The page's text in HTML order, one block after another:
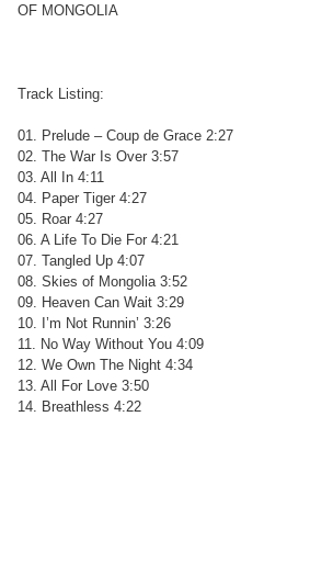
OF MONGOLIA
Track Listing:
01. Prelude – Coup de Grace 2:27
02. The War Is Over 3:57
03. All In 4:11
04. Paper Tiger 4:27
05. Roar 4:27
06. A Life To Die For 4:21
07. Tangled Up 4:07
08. Skies of Mongolia 3:52
09. Heaven Can Wait 3:29
10. I’m Not Runnin’ 3:26
11. No Way Without You 4:09
12. We Own The Night 4:34
13. All For Love 3:50
14. Breathless 4:22